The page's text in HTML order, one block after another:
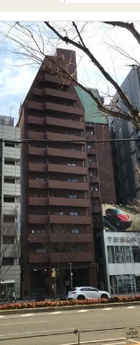
用物
件を
探す
住宅ロー
ンシミュ
レーショ
ン
周辺相場
検索
売却ガイ